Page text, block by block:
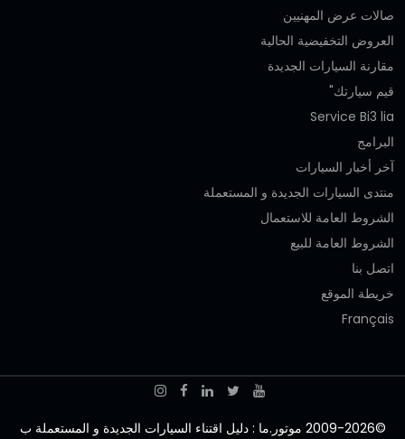
صالات عرض المهنيين
العروض التخفيضية الحالية
مقارنة السيارات الجديدة
قيم سيارتك"
Service Bi3 lia
البرامج
آخر أخبار السيارات
منتدى السيارات الجديدة و المستعملة
الشروط العامة للاستعمال
الشروط العامة للبيع
اتصل بنا
خريطة الموقع
Français
©2009-2026 موتور.ما : دليل اقتناء السيارات الجديدة و المستعملة ب